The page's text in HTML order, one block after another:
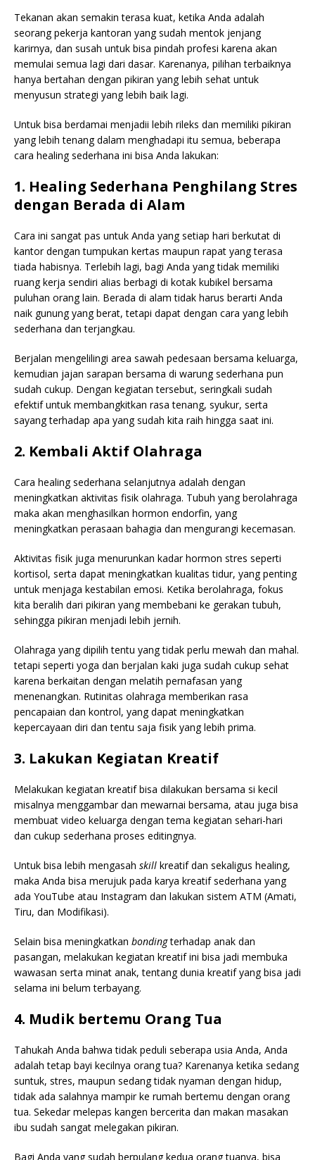
Tekanan akan semakin terasa kuat, ketika Anda adalah
seorang pekerja kantoran yang sudah mentok jenjang
karirnya, dan susah untuk bisa pindah profesi karena akan
memulai semua lagi dari dasar. Karenanya, pilihan terbaiknya
hanya bertahan dengan pikiran yang lebih sehat untuk
menyusun strategi yang lebih baik lagi.
Untuk bisa berdamai menjadii lebih rileks dan memiliki pikiran
yang lebih tenang dalam menghadapi itu semua, beberapa
cara healing sederhana ini bisa Anda lakukan:
1. Healing Sederhana Penghilang Stres
dengan Berada di Alam
Cara ini sangat pas untuk Anda yang setiap hari berkutat di
kantor dengan tumpukan kertas maupun rapat yang terasa
tiada habisnya. Terlebih lagi, bagi Anda yang tidak memiliki
ruang kerja sendiri alias berbagi di kotak kubikel bersama
puluhan orang lain. Berada di alam tidak harus berarti Anda
naik gunung yang berat, tetapi dapat dengan cara yang lebih
sederhana dan terjangkau.
Berjalan mengelilingi area sawah pedesaan bersama keluarga,
kemudian jajan sarapan bersama di warung sederhana pun
sudah cukup. Dengan kegiatan tersebut, seringkali sudah
efektif untuk membangkitkan rasa tenang, syukur, serta
sayang terhadap apa yang sudah kita raih hingga saat ini.
2. Kembali Aktif Olahraga
Cara healing sederhana selanjutnya adalah dengan
meningkatkan aktivitas fisik olahraga. Tubuh yang berolahraga
maka akan menghasilkan hormon endorfin, yang
meningkatkan perasaan bahagia dan mengurangi kecemasan.
Aktivitas fisik juga menurunkan kadar hormon stres seperti
kortisol, serta dapat meningkatkan kualitas tidur, yang penting
untuk menjaga kestabilan emosi. Ketika berolahraga, fokus
kita beralih dari pikiran yang membebani ke gerakan tubuh,
sehingga pikiran menjadi lebih jernih.
Olahraga yang dipilih tentu yang tidak perlu mewah dan mahal.
tetapi seperti yoga dan berjalan kaki juga sudah cukup sehat
karena berkaitan dengan melatih pernafasan yang
menenangkan. Rutinitas olahraga memberikan rasa
pencapaian dan kontrol, yang dapat meningkatkan
kepercayaan diri dan tentu saja fisik yang lebih prima.
3. Lakukan Kegiatan Kreatif
Melakukan kegiatan kreatif bisa dilakukan bersama si kecil
misalnya menggambar dan mewarnai bersama, atau juga bisa
membuat video keluarga dengan tema kegiatan sehari-hari
dan cukup sederhana proses editingnya.
Untuk bisa lebih mengasah skill kreatif dan sekaligus healing,
maka Anda bisa merujuk pada karya kreatif sederhana yang
ada YouTube atau Instagram dan lakukan sistem ATM (Amati,
Tiru, dan Modifikasi).
Selain bisa meningkatkan bondingterhadap anak dan
pasangan, melakukan kegiatan kreatif ini bisa jadi membuka
wawasan serta minat anak, tentang dunia kreatif yang bisa jadi
selama ini belum terbayang.
4. Mudik bertemu Orang Tua
Tahukah Anda bahwa tidak peduli seberapa usia Anda, Anda
adalah tetap bayi kecilnya orang tua? Karenanya ketika sedang
suntuk, stres, maupun sedang tidak nyaman dengan hidup,
tidak ada salahnya mampir ke rumah bertemu dengan orang
tua. Sekedar melepas kangen bercerita dan makan masakan
ibu sudah sangat melegakan pikiran.
Bagi Anda yang sudah berpulang kedua orang tuanya, bisa